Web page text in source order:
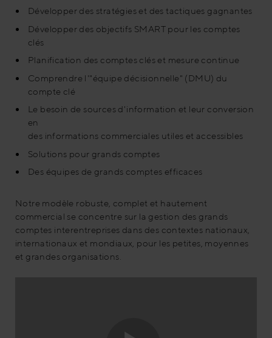
Développer des stratégies et des tactiques gagnantes
Développer des objectifs SMART pour les comptes
clés
Planification des comptes clés et mesure continue
Comprendre l'"équipe décisionnelle" (DMU) du
compte clé
Le besoin de sources d'information et leur conversion
en
des informations commerciales utiles et accessibles
Solutions pour grands comptes
Des équipes de grands comptes efficaces
Notre modèle robuste, complet et hautement
commercial se concentre sur la gestion des grands
comptes interentreprises dans des contextes nationaux,
internationaux et mondiaux, pour les petites, moyennes
et grandes organisations.